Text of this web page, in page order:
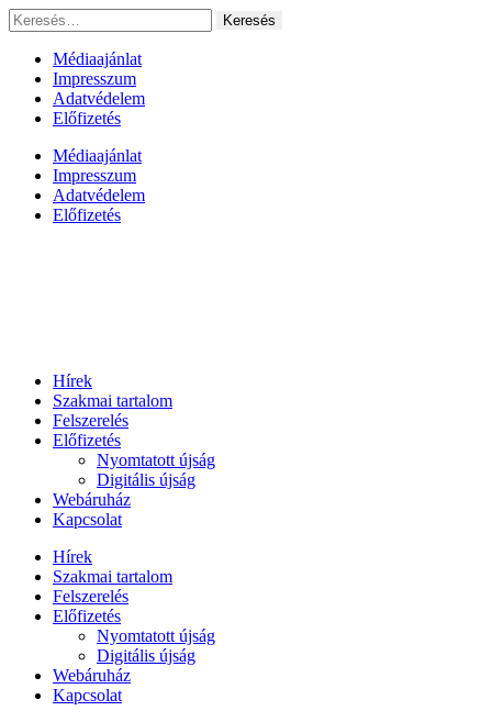
Ugrás
a
tartalomhoz
Keresés:
Médiaajánlat
Impresszum
Adatvédelem
Előfizetés
Médiaajánlat
Impresszum
Adatvédelem
Előfizetés
Hírek
Szakmai tartalom
Felszerelés
Előfizetés
Nyomtatott újság
Digitális újság
Webáruház
Kapcsolat
Hírek
Szakmai tartalom
Felszerelés
Előfizetés
Nyomtatott újság
Digitális újság
Webáruház
Kapcsolat